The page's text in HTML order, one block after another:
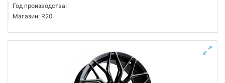
Год производства:
Магазин: R20